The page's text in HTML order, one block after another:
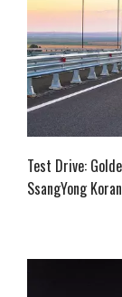
Test Drive:
SsangYong